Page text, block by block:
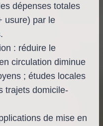
dépenses totales
usure) par le
: réduire le
circulation diminue
; études locales
trajets domicile-
de mise en